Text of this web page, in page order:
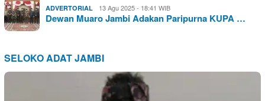
ADVERTORIAL 13 Agu 2025 - 18:41 WIB
Dewan Muaro Jambi Adakan Paripurna KUPA …
SELOKO ADAT JAMBI